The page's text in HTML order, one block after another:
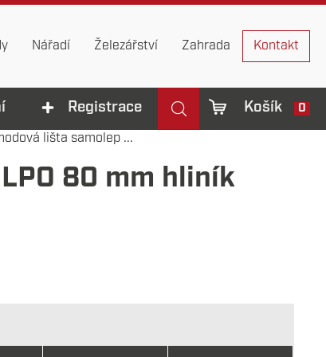
Nářadí Železářství Zahrada Kontakt
Registrace Košík 0
lišta samolep ...
80 mm hliník